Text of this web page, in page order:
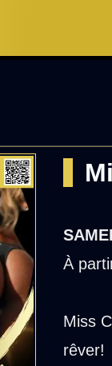
À
Miss
rêver!